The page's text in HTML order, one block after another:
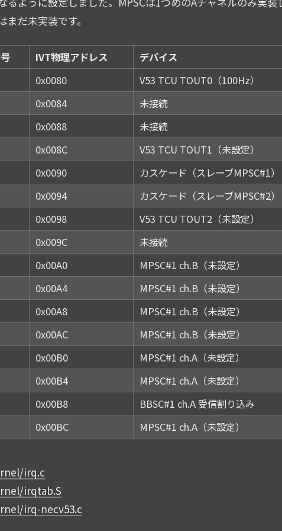
だ未実装です。
IVT物理アドレス
デバイス
0x0080
V53 TCU TOUT0（100Hz）
0x0084
未接続
0x0088
未接続
0x008C
V53 TCU TOUT1（未設定）
0x0090
カスケード（スレーブMPSC#1）
0x0094
カスケード（スレーブMPSC#2）
0x0098
V53 TCU TOUT2（未設定）
0x009C
未接続
0x00A0
MPSC#1 ch.B（未設定）
0x00A4
MPSC#1 ch.B（未設定）
0x00A8
MPSC#1 ch.B（未設定）
0x00AC
MPSC#1 ch.B（未設定）
0x00B0
MPSC#1 ch.A（未設定）
0x00B4
MPSC#1 ch.A（未設定）
0x00B8
BBSC#1 ch.A 受信割り込み
0x00BC MPSC#1 ch.A（未設定）
irq.c
irqtab.S
irq-necv53.c